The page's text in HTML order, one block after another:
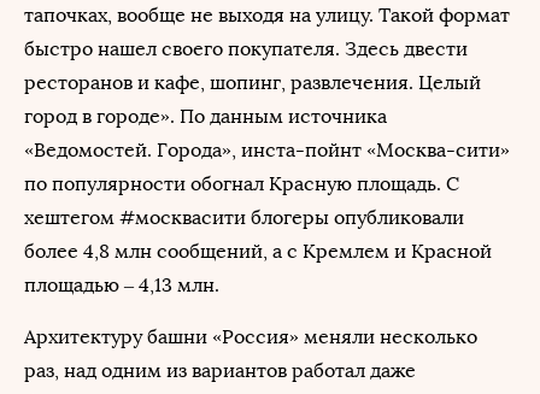
тапочках, вообще не выходя на улицу. Такой формат
быстро нашел своего покупателя. Здесь двести
ресторанов и кафе, шопинг, развлечения. Целый
город в городе». По данным источника
«Ведомостей. Города», инста-пойнт «Москва-сити»
по популярности обогнал Красную площадь. С
хештегом #москвасити блогеры опубликовали
более 4,8 млн сообщений, а с Кремлем и Красной
площадью – 4,13 млн.
Архитектуру башни «Россия» меняли несколько
раз, над одним из вариантов работал даже